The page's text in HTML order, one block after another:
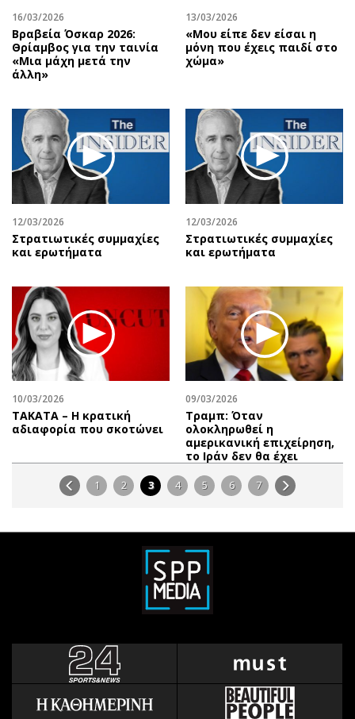
16/03/2026
Βραβεία Όσκαρ 2026:
Θρίαμβος για την ταινία
«Μια μάχη μετά την
άλλη»
13/03/2026
«Μου είπε δεν είσαι η
μόνη που έχεις παιδί στο
χώμα»
12/03/2026
Στρατιωτικές συμμαχίες
και ερωτήματα
12/03/2026
Στρατιωτικές συμμαχίες
και ερωτήματα
10/03/2026
ΤΑΚΑΤΑ – Η κρατική
αδιαφορία που σκοτώνει
09/03/2026
Τραμπ: Όταν
ολοκληρωθεί η
αμερικανική επιχείρηση,
το Ιράν δεν θα έχει
1 2 3 4 5 6 7